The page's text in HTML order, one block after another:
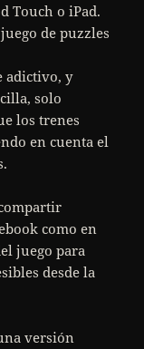
Touch o iPad.
de puzzles
adictivo, y
solo
los trenes
en cuenta el
como en
juego para
desde la
versión